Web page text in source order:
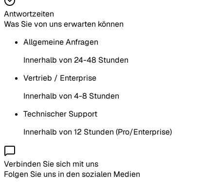
Antwortzeiten
Was Sie von uns erwarten können
Allgemeine Anfragen
Innerhalb von 24-48 Stunden
Vertrieb / Enterprise
Innerhalb von 4-8 Stunden
Technischer Support
Innerhalb von 12 Stunden (Pro/Enterprise)
Verbinden Sie sich mit uns
Folgen Sie uns in den sozialen Medien